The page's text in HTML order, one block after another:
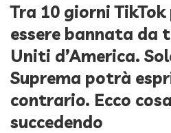
Tra 10 giorni
essere bannata
Uniti d’America.
Suprema potrà
contrario. Ecco
succedendo